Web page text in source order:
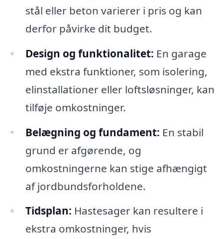
stål eller beton varierer i pris og kan
derfor påvirke dit budget.
Design og funktionalitet: En garage
med ekstra funktioner, som isolering,
elinstallationer eller loftsløsninger, kan
tilføje omkostninger.
Belægning og fundament: En stabil
grund er afgørende, og
omkostningerne kan stige afhængigt
af jordbundsforholdene.
Tidsplan: Hastesager kan resultere i
ekstra omkostninger, hvis